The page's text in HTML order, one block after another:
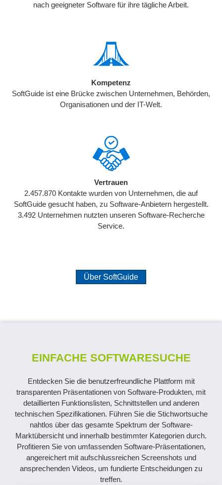
nach geeigneter Software für ihre tägliche Arbeit.
Kompetenz
SoftGuide ist eine Brücke zwischen Unternehmen, Behörden,
Organisationen und der IT-Welt.
Vertrauen
2.457.870 Kontakte wurden von Unternehmen, die auf
SoftGuide gesucht haben, zu Software-Anbietern hergestellt.
3.492 Unternehmen nutzten unseren Software-Recherche
Service.
Über SoftGuide
EINFACHE SOFTWARESUCHE
Entdecken Sie die benutzerfreundliche Plattform mit
transparenten Präsentationen von Software-Produkten, mit
detaillierten Funktionslisten, Schnittstellen und anderen
technischen Spezifikationen. Führen Sie die Stichwortsuche
nahtlos über das gesamte Spektrum der Software-
Marktübersicht und innerhalb bestimmter Kategorien durch.
Profitieren Sie von umfassenden Software-Präsentationen,
angereichert mit aufschlussreichen Screenshots und
ansprechenden Videos, um fundierte Entscheidungen zu
treffen.